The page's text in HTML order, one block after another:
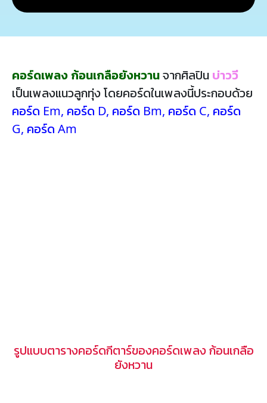
คอร์ดเพลง ก้อนเกลือยังหวานจากศิลปิน บ่าววี
เป็นเพลงแนวลูกทุ่ง โดยคอร์ดในเพลงนี้ประกอบด้วย
คอร์ด Em, คอร์ด D, คอร์ด Bm, คอร์ด C, คอร์ด
G, คอร์ด Am
รูปแบบตารางคอร์ดกีตาร์ของคอร์ดเพลง ก้อนเกลือ
ยังหวาน